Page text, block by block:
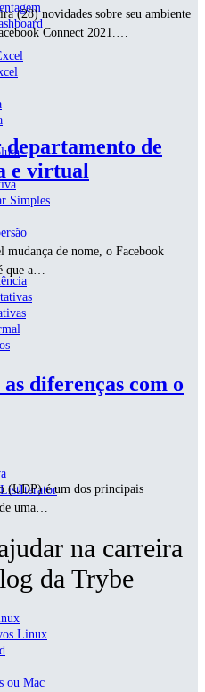
Simples
Linux
ou Mac
(28) novidades sobre seu ambiente
Connect 2021.…
de
e virtual
mudança de nome, o Facebook
que a…
diferenças com o
(UDP) é um dos principais
uma…